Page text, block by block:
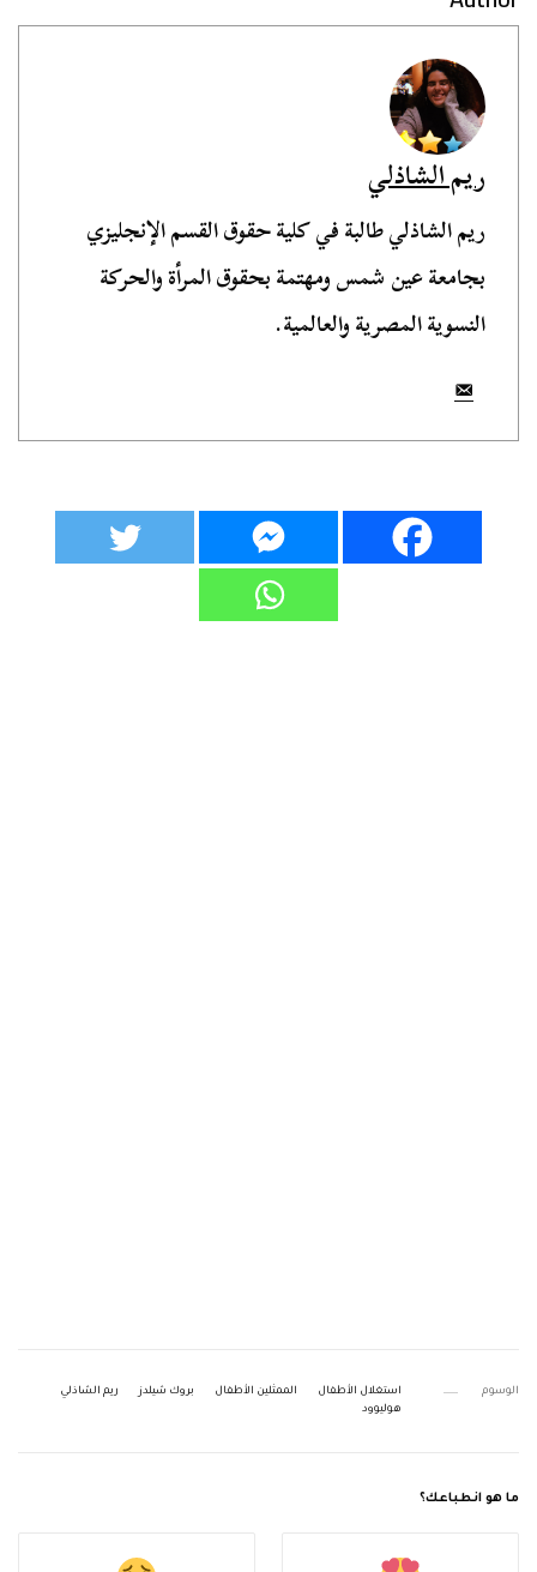
ريم الشاذلي
ريم الشاذلي طالبة في كلية حقوق القسم الإنجليزي
بجامعة عين شمس ومهتمة بحقوق المرأة والحركة
النسوية المصرية والعالمية.
الوسوم استغلال الأطفال الممثلين الأطفال بروك شيلدز
ريم الشاذلي
هوليوود
ما هو انطباعك؟